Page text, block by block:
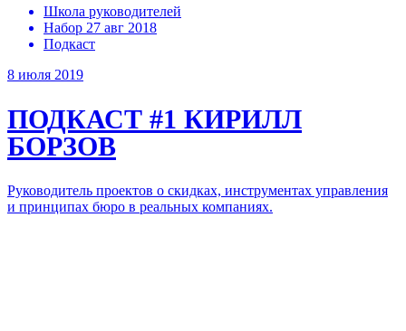
Школа руководителей
Набор 27 авг 2018
Подкаст
8 июля 2019
ПОДКАСТ #1 КИРИЛЛ
БОРЗОВ
Руководитель проектов о скидках, инструментах управления
и принципах бюро в реальных компаниях.